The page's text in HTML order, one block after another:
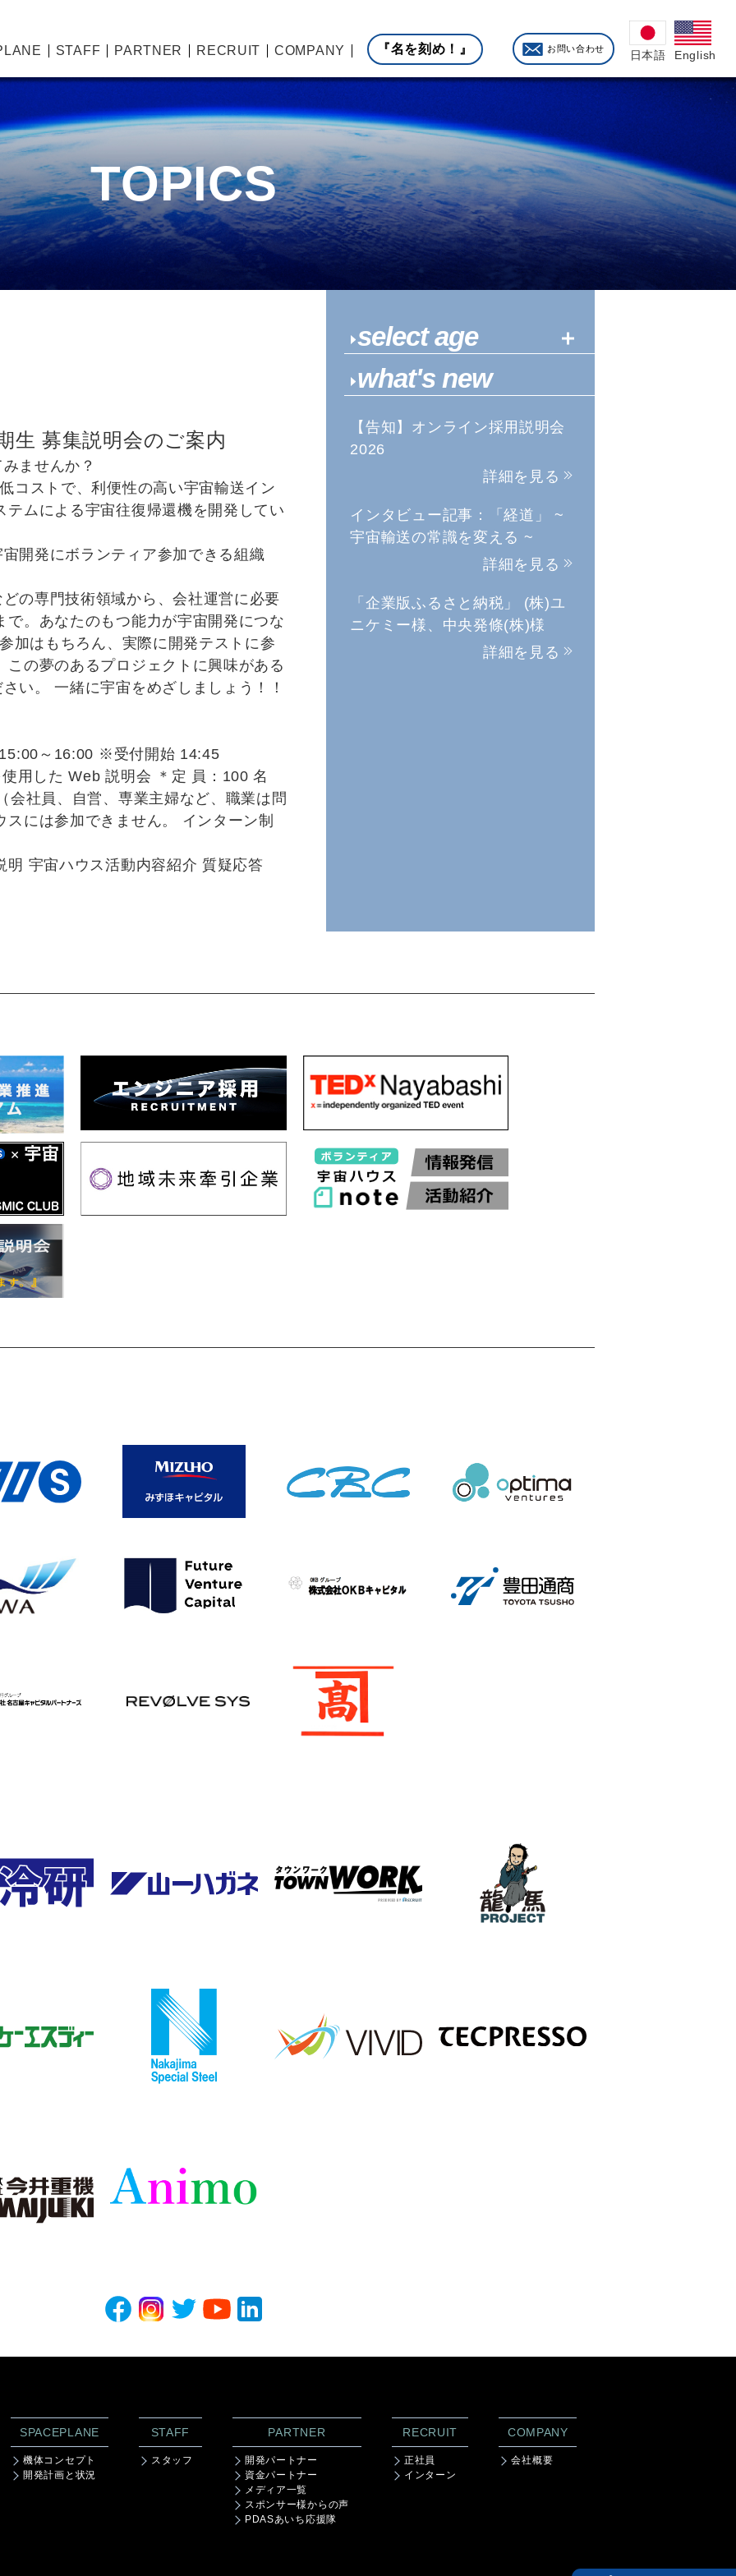
STAFF PARTNER RECRUIT COMPANY 『名を刻め！』 お問い合わせ
English
日本語
TOPICS
生 募集説明会のご案内
ませんか？
コストで、利便性の高い宇宙輸送イン
ムによる宇宙往復帰還機を開発してい
開発にボランティア参加できる組織
の専門技術領域から、会社運営に必要
。あなたのもつ能力が宇宙開発につな
加はもちろん、実際に開発テストに参
の夢のあるプロジェクトに興味がある
い。 一緒に宇宙をめざしましょう！！
～16:00 ※受付開始 14:45
用した Web 説明会 ＊定 員：100 名
会社員、自営、専業主婦など、職業は問
には参加できません。 インターン制
宇宙ハウス活動内容紹介 質疑応答
select age
what's new
【告知】オンライン採用説明会
2026
詳細を見る
インタビュー記事：「経道」 ~
宇宙輸送の常識を変える ~
詳細を見る
「企業版ふるさと納税」 (株)ユ
ニケミー様、中央発條(株)様
詳細を見る
SPACEPLANE
機体コンセプト
開発計画と状況
STAFF
スタッフ
PARTNER
開発パートナー
資金パートナー
メディア一覧
スポンサー様からの声
PDASあいち応援隊
RECRUIT
正社員
インターン
COMPANY
会社概要